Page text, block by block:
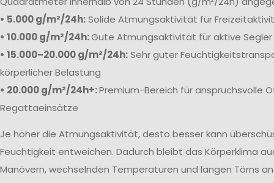
• 5.000 g/m²/24h:Solide Atmungsaktivität für
• 10.000 g/m²/24h:Gute Atmungsaktivität für aktive Segler
• 15.000–20.000 g/m²/24h:Sehr guter
körperlicher Belastung
• 20.000 g/m²/24h+:Premium-Bereich für anspruchsvolle
Regattaeinsätze
Je höher die Atmungsaktivität, desto besser kann
Feuchtigkeit entweichen. Dadurch bleibt das Körperklima
Manövern, wechselnden Temperaturen und langen Törns